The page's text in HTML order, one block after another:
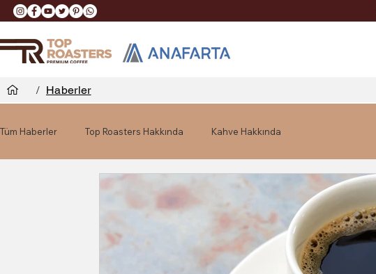
/ Haberler
Tüm Haberler Top Roasters Hakkında Kahve Hakkında